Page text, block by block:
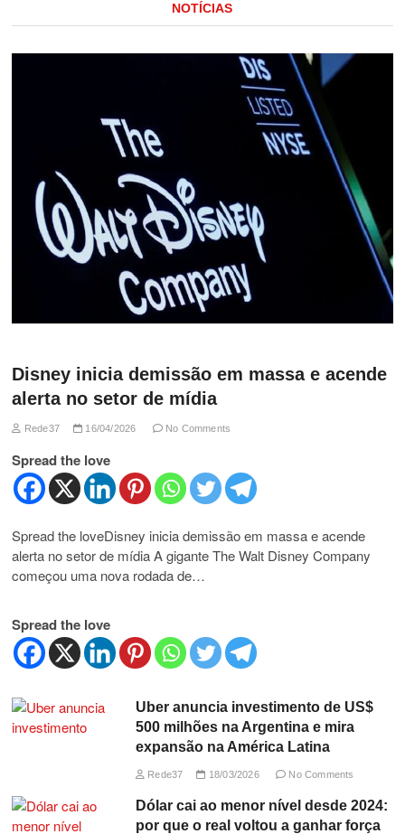
NOTÍCIAS
Disney inicia demissão em massa e acende
alerta no setor de mídia
Rede37 16/04/2026 No Comments
Spread the love
Spread the loveDisney inicia demissão em massa e acende
alerta no setor de mídia A gigante The Walt Disney Company
começou uma nova rodada de…
Spread the love
Uber anuncia investimento de US$
500 milhões na Argentina e mira
expansão na América Latina
Rede37 18/03/2026 No Comments
Dólar cai ao menor nível desde 2024:
por que o real voltou a ganhar força